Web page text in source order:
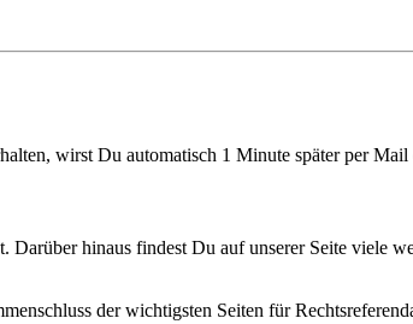
wirst Du automatisch 1 Minute später per
hinaus findest Du auf unserer Seite viele
der wichtigsten Seiten für